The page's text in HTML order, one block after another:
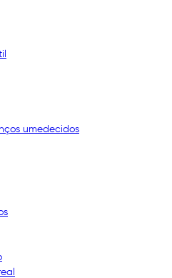
umedecidos